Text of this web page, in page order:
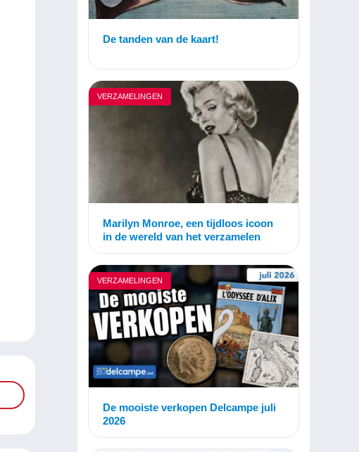
De tanden van de kaart!
VERZAMELINGEN
Marilyn Monroe, een tijdloos icoon
in de wereld van het verzamelen
VERZAMELINGEN
De mooiste verkopen Delcampe juli
2026